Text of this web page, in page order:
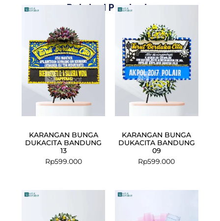
Related Products
KARANGAN BUNGA
DUKACITA BANDUNG
13
Rp599.000
KARANGAN BUNGA
DUKACITA BANDUNG
09
Rp599.000